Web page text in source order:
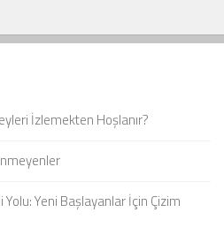
İzlemekten Hoşlanır?
Yeni Başlayanlar İçin Çizim